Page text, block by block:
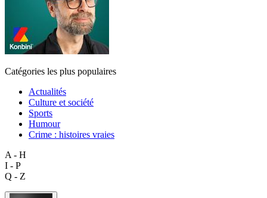
Catégories les plus populaires
Actualités
Culture et société
Sports
Humour
Crime : histoires vraies
A - H
I - P
Q - Z